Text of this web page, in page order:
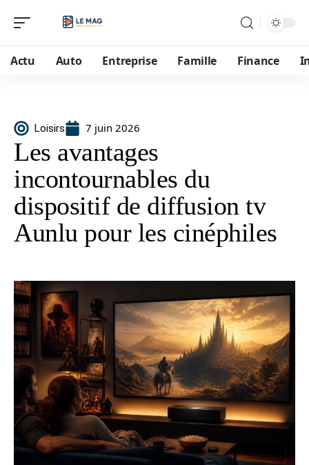
Actu Auto Entreprise Famille Finance
Loisirs 7 juin 2026
Les avantages
incontournables du
dispositif de diffusion tv
Aunlu pour les cinéphiles